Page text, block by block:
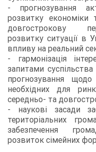
- прогнозування
розвитку економіки
довгострокову
розвитку ситуації в
впливу на реальний
- гармонізація
запитами
прогнозування щодо
необхідних для
середньо- та
- наукові засади
територіальних
забезпечення
розвиток сімейних